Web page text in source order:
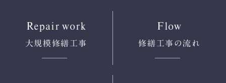
Repair work
大規模修繕工事
Flow
修繕工事の流れ